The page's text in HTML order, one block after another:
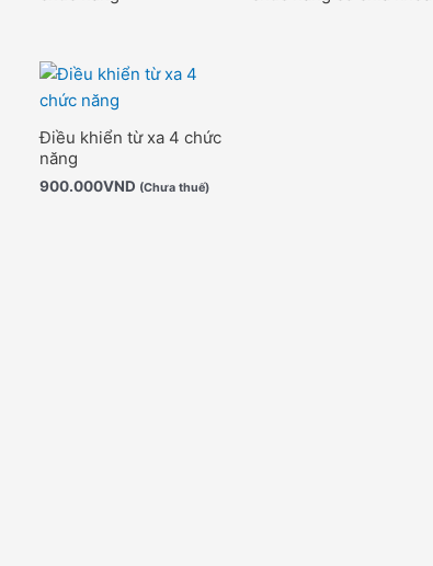
Điều khiển từ xa 4 chức
năng
900.000VND (Chưa thuế)